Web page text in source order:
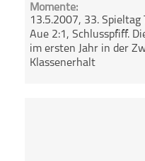
Momente:
13.5.2007, 33. Spieltag
Aue 2:1, Schlusspfiff.
im ersten Jahr in der
Klassenerhalt